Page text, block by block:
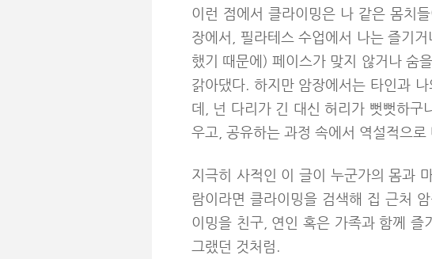
이런 점에서 클라이밍은 나 같은 몸치
장에서, 필라테스 수업에서 나는 즐기
했기 때문에) 페이스가 맞지 않거나 숨
갉아댔다. 하지만 암장에서는 타인과
데, 넌 다리가 긴 대신 허리가 뻣뻣하구
우고, 공유하는 과정 속에서 역설적으
지극히 사적인 이 글이 누군가의 몸과
람이라면 클라이밍을 검색해 집 근처
이밍을 친구, 연인 혹은 가족과 함께 즐
그랬던 것처럼.